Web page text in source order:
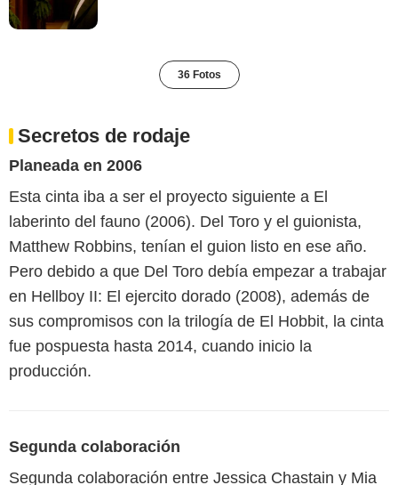
36 Fotos
Secretos de rodaje
Planeada en 2006
Esta cinta iba a ser el proyecto siguiente a El
laberinto del fauno (2006). Del Toro y el guionista,
Matthew Robbins, tenían el guion listo en ese año.
Pero debido a que Del Toro debía empezar a trabajar
en Hellboy II: El ejercito dorado (2008), además de
sus compromisos con la trilogía de El Hobbit, la cinta
fue pospuesta hasta 2014, cuando inicio la
producción.
Segunda colaboración
Segunda colaboración entre Jessica Chastain y Mia